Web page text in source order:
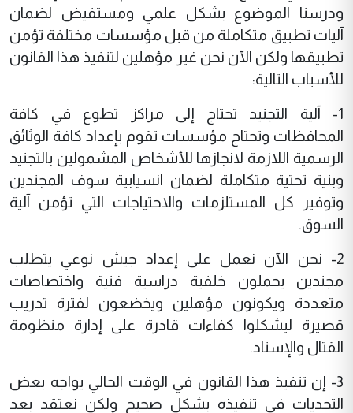
ودرسنا الموضوع بشكل علمي ومستفيض لضمان
آليات تطبيق متكاملة من قبل مؤسسات مختلفة تؤمن
تطبيقها ولكن الآن نحن غير مؤهلين لتنفيذ هذا القانون
للأسباب التالية:
1- آلية التجنيد تحتاج إلى مراكز تطوع في كافة
المحافظات وتحتاج مؤسسات تقوم بإعداد كافة الوثائق
الرسمية اللازمة لانجازها للأشخاص المشمولين بالتجنيد
وبنية تحتية متكاملة لضمان انسيابية سوف المجندين
وتوفير كل المستلزمات والاحتياجات التي تؤمن آلية
السوق.
2- نحن الآن نعمل على إعداد جيش نوعي يتطلب
مجندين يحملون خلفية دراسية فنية واختصاصات
متعددة ويكونون مؤهلين ويخضعون لفترة تدريب
قصيرة ليشكلوا كفاءات قادرة على إدارة منظومة
القتال والإسناد.
3- إن تنفيذ هذا القانون في الوقت الحالي يواجه بعض
التحديات في تنفيذه بشكل صحيح ولكن نعتقد بعد